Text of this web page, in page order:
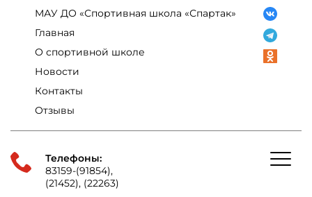
МАУ ДО «Спортивная школа «Спартак»
Главная
О спортивной школе
Новости
Контакты
Отзывы
Телефоны:
83159-(91854),
(21452), (22263)